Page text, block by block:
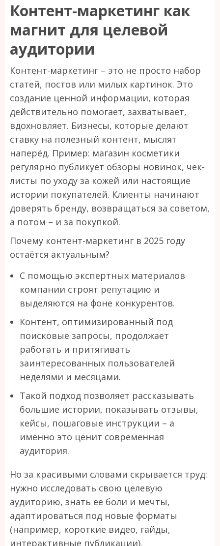
Контент-маркетинг как
магнит для целевой
аудитории
Контент-маркетинг – это не просто набор
статей, постов или милых картинок. Это
создание ценной информации, которая
действительно помогает, захватывает,
вдохновляет. Бизнесы, которые делают
ставку на полезный контент, мыслят
наперёд. Пример: магазин косметики
регулярно публикует обзоры новинок, чек-
листы по уходу за кожей или настоящие
истории покупателей. Клиенты начинают
доверять бренду, возвращаться за советом,
а потом – и за покупкой.
Почему контент-маркетинг в 2025 году
остаётся актуальным?
С помощью экспертных материалов
компании строят репутацию и
выделяются на фоне конкурентов.
Контент, оптимизированный под
поисковые запросы, продолжает
работать и притягивать
заинтересованных пользователей
неделями и месяцами.
Такой подход позволяет рассказывать
большие истории, показывать отзывы,
кейсы, пошаговые инструкции – а
именно это ценит современная
аудитория.
Но за красивыми словами скрывается труд:
нужно исследовать свою целевую
аудиторию, знать её боли и мечты,
адаптироваться под новые форматы
(например, короткие видео, гайды,
интерактивные публикации).